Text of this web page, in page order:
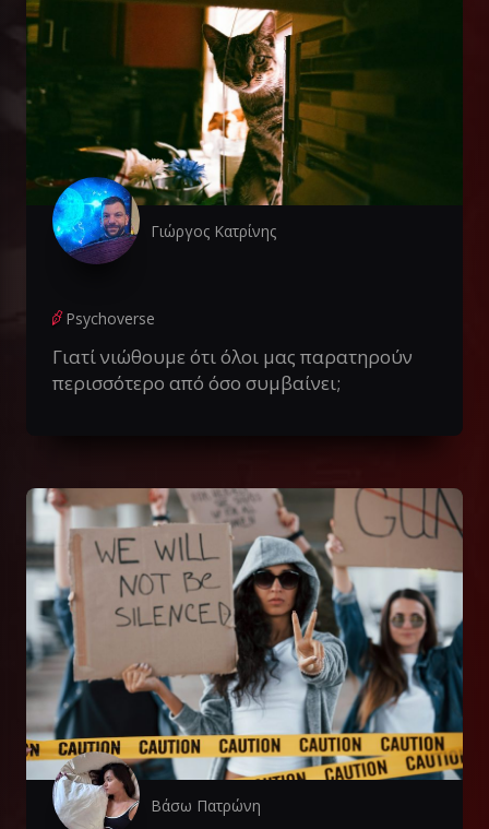
Γιώργος Κατρίνης
Psychoverse
Γιατί νιώθουμε ότι όλοι μας παρατηρούν
περισσότερο από όσο συμβαίνει;
Βάσω Πατρώνη